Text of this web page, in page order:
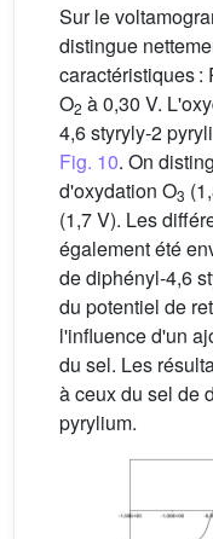
Sur le
distingue
caractéristiques :
O2 à 0,30 V.
4,6 styryly-2
Fig. 10. On
d'oxydation O3
(1,7 V). Les
également été
de diphényl-4,6
du potentiel de
l'influence d'un
du sel. Les
à ceux du sel de
pyrylium.